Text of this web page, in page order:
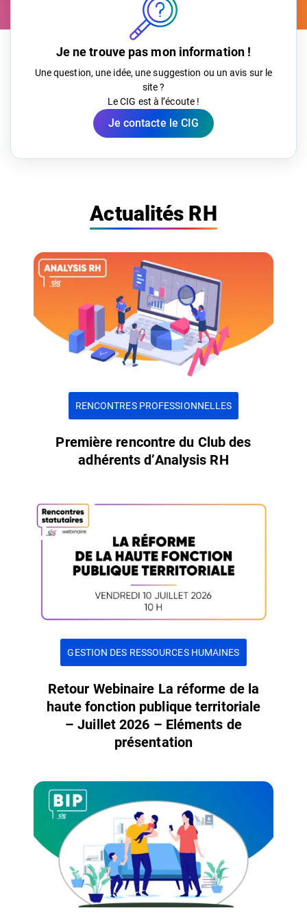
Je ne trouve pas mon information !
Une question, une idée, une suggestion ou un avis sur le
site ?
Le CIG est à l’écoute !
Je contacte le CIG
Actualités RH
RENCONTRES PROFESSIONNELLES
Première rencontre du Club des
adhérents d’Analysis RH
GESTION DES RESSOURCES HUMAINES
Retour Webinaire La réforme de la
haute fonction publique territoriale
– Juillet 2026 – Eléments de
présentation